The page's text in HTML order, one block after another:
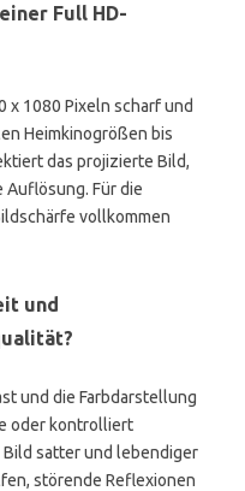
Full HD-
x 1080 Pixeln scharf und
Heimkinogrößen bis
das projizierte Bild,
Für die
vollkommen
und
und die Farbdarstellung
oder kontrolliert
satter und lebendiger
störende Reflexionen